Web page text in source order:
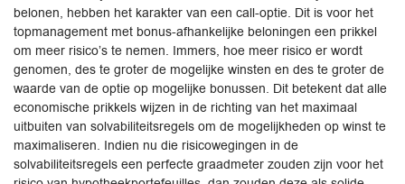
belonen, hebben het karakter van een call-optie. Dit is voor het
topmanagement met bonus-afhankelijke beloningen een prikkel
om meer risico’s te nemen. Immers, hoe meer risico er wordt
genomen, des te groter de mogelijke winsten en des te groter de
waarde van de optie op mogelijke bonussen. Dit betekent dat alle
economische prikkels wijzen in de richting van het maximaal
uitbuiten van solvabiliteitsregels om de mogelijkheden op winst te
maximaliseren. Indien nu die risicowegingen in de
solvabiliteitsregels een perfecte graadmeter zouden zijn voor het